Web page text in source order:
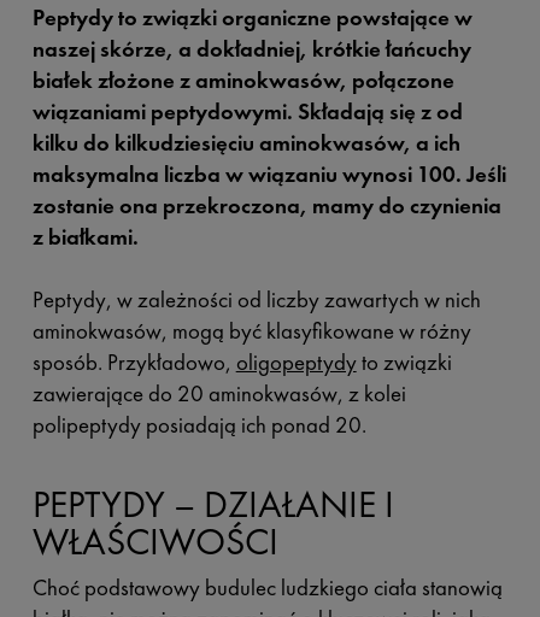
Peptydy to związki organiczne powstające w
naszej skórze, a dokładniej, krótkie łańcuchy
białek złożone z aminokwasów, połączone
wiązaniami peptydowymi. Składają się z od
kilku do kilkudziesięciu aminokwasów, a ich
maksymalna liczba w wiązaniu wynosi 100. Jeśli
zostanie ona przekroczona, mamy do czynienia
z białkami.
Peptydy, w zależności od liczby zawartych w nich
aminokwasów, mogą być klasyfikowane w różny
sposób. Przykładowo, oligopeptydyto związki
zawierające do 20 aminokwasów, z kolei
polipeptydy posiadają ich ponad 20.
PEPTYDY – DZIAŁANIE I
WŁAŚCIWOŚCI
Choć podstawowy budulec ludzkiego ciała stanowią